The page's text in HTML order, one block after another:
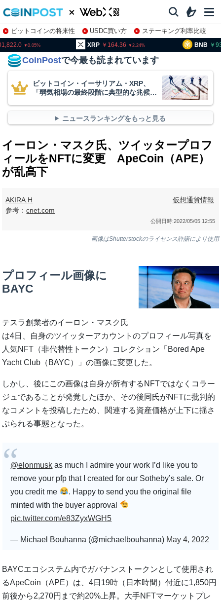
ビットコインの将来性 USDC買い方
ステーキング利率比較
株特集・関連銘柄
0.05 XRP 164.36 2.24 BNB
CoinPostで今最も読まれています
ビットコイン・イーサリアム・XRP、
「弱気相場の最終段階に典型的な兆候」
ニュースランキングをもっと見る
イーロン・マスク氏、ツイッタープロフ
ィールをNFTに変更 ApeCoin（APE）
が乱高下
AKIRA.H
参考：cnet.com
仮想通貨情報
公開日時:2022/05/05 12:55
画像はShutterstockのライセンス許諾により使用
プロフィール画像に
BAYC
テスラ創業者のイーロン・マスク氏
は4日、自身のツイッターアカウントのプロフィール写真を
人気NFT（非代替性トークン）コレクション「Bored Ape
Yacht Club（BAYC）」の画像に変更した。
しかし、後にこの画像は自身が所有するNFTではなくコラー
ジュであることが発覚したほか、その後同氏がNFTに批判的
なコメントを投稿したため、関連する資産価格が上下に揺さ
ぶられる事態となった。
@elonmusk as much I admire your work I’d like you to
remove your pfp that I created for our Sotheby’s sale. Or
you credit me
. Happy to send you the original file
minted with the buyer approval
pic.twitter.com/e83ZyxWGH5
— Michael Bouhanna (@michaelbouhanna) May 4, 2022
BAYCエコシステム内でガバナンストークンとして使用され
るApeCoin（APE）は、4日19時（日本時間）付近に1,850円
前後から2,270円まで約20%上昇。大手NFTマーケットプレ